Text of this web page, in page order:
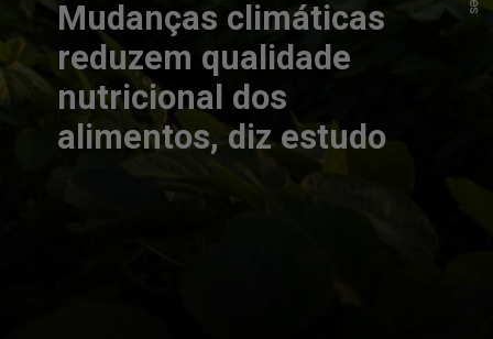
Mudanças climáticas
reduzem qualidade
nutricional dos
alimentos, diz estudo